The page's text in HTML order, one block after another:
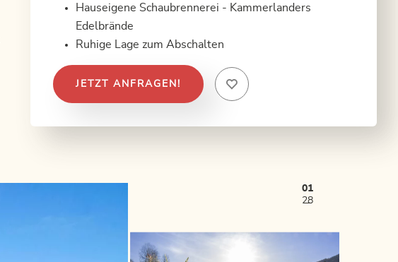
Hauseigene Schaubrennerei - Kammerlanders
Edelbrände
Ruhige Lage zum Abschalten
JETZT ANFRAGEN!
01
28